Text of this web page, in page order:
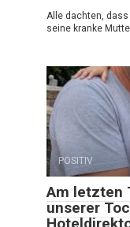
Alle dachten,
seine kranke
POSITIV
Am letzten
unserer